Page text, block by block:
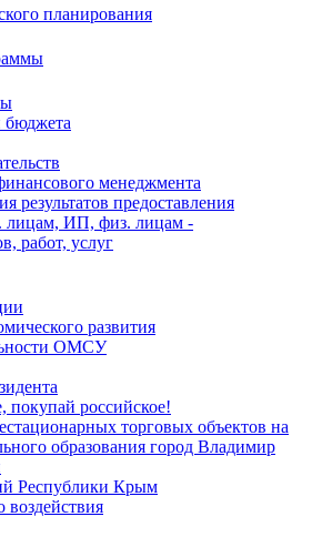
планирования
бюджета
менеджмента
результатов предоставления
лицам, ИП, физ. лицам -
работ, услуг
развития
ОМСУ
покупай российское!
торговых объектов на
образования город Владимир
Республики Крым